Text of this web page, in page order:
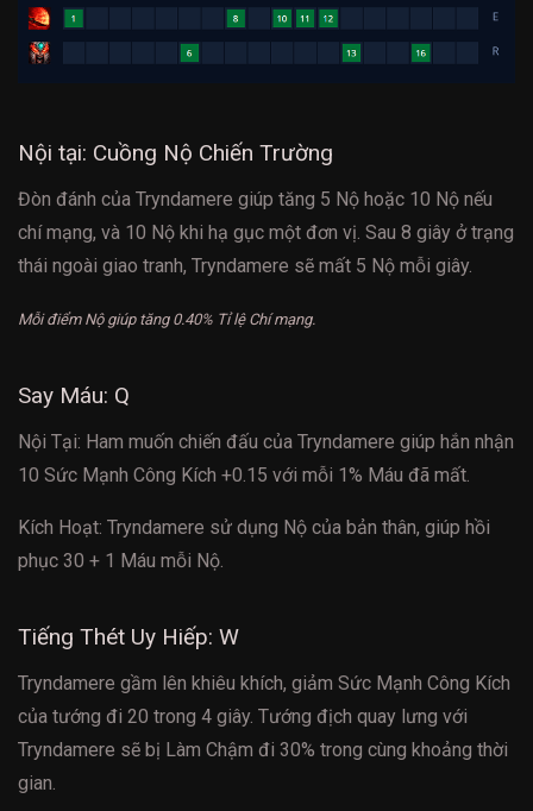
Nội tại: Cuồng Nộ Chiến Trường
Đòn đánh của Tryndamere giúp tăng 5 Nộ hoặc 10 Nộ nếu
chí mạng, và 10 Nộ khi hạ gục một đơn vị. Sau 8 giây ở trạng
thái ngoài giao tranh, Tryndamere sẽ mất 5 Nộ mỗi giây.
Mỗi điểm Nộ giúp tăng 0.40% Tỉ lệ Chí mạng.
Say Máu: Q
Nội Tại: Ham muốn chiến đấu của Tryndamere giúp hắn nhận
10 Sức Mạnh Công Kích +0.15 với mỗi 1% Máu đã mất.
Kích Hoạt: Tryndamere sử dụng Nộ của bản thân, giúp hồi
phục 30 + 1 Máu mỗi Nộ.
Tiếng Thét Uy Hiếp: W
Tryndamere gầm lên khiêu khích, giảm Sức Mạnh Công Kích
của tướng đi 20 trong 4 giây. Tướng địch quay lưng với
Tryndamere sẽ bị Làm Chậm đi 30% trong cùng khoảng thời
gian.